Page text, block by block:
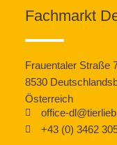
Fachmarkt
Frauentaler Straße
8530
Österreich
office-
+43 (0) 3462